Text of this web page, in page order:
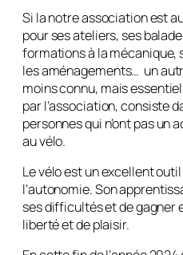
Si la notre association est
pour ses ateliers, ses
formations à la mécanique,
les aménagements… un
moins connu, mais
par l’association, consiste
personnes qui n’ont pas un
au vélo.
Le vélo est un excellent
l’autonomie. Son
ses difficultés et de gagner
liberté et de plaisir.